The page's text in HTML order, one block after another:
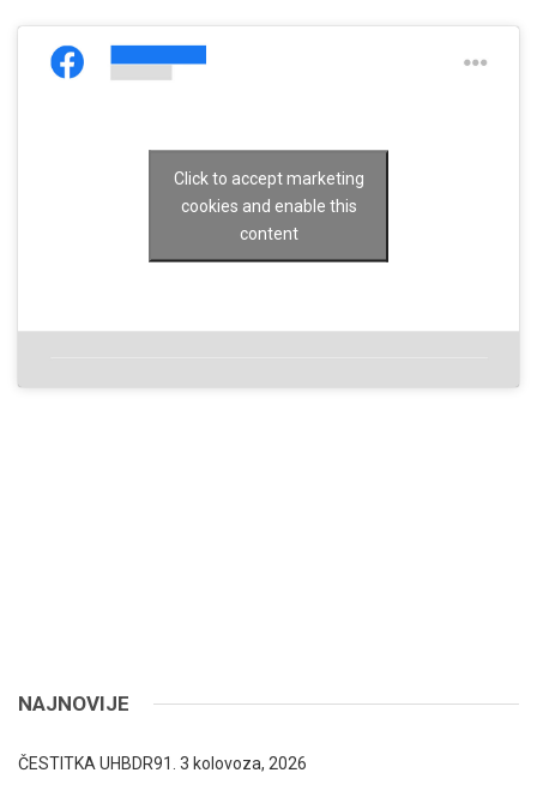
Click to accept marketing
cookies and enable this
content
NAJNOVIJE
ČESTITKA UHBDR91. 3 kolovoza, 2026